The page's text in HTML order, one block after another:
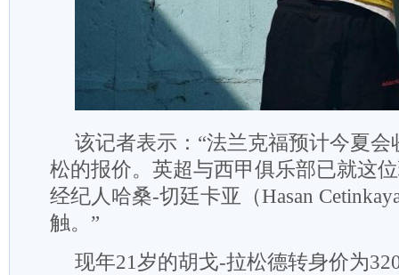
该记者表示：“法兰克福预计今夏
松的报价。英超与西甲俱乐部已就这
经纪人哈桑-切廷卡亚（Hasan
触。”
现年21岁的胡戈-拉松德转身价为